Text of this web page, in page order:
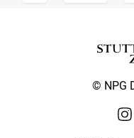
© NPG